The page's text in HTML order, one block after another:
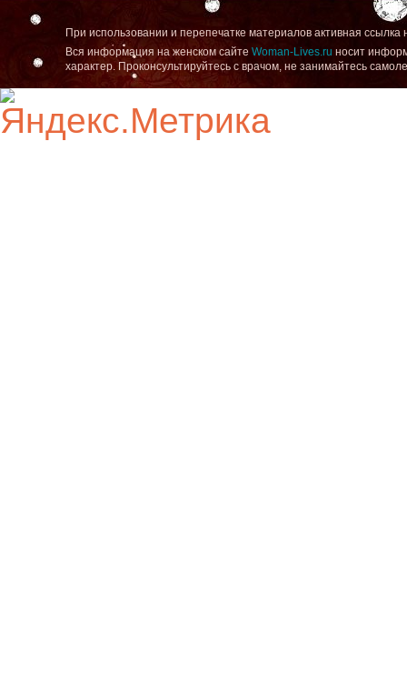
При использовании и перепечатке материалов активная ссылка
Вся информация на женском сайте Woman-Lives.ru носит
характер. Проконсультируйтесь с врачом, не занимайтесь